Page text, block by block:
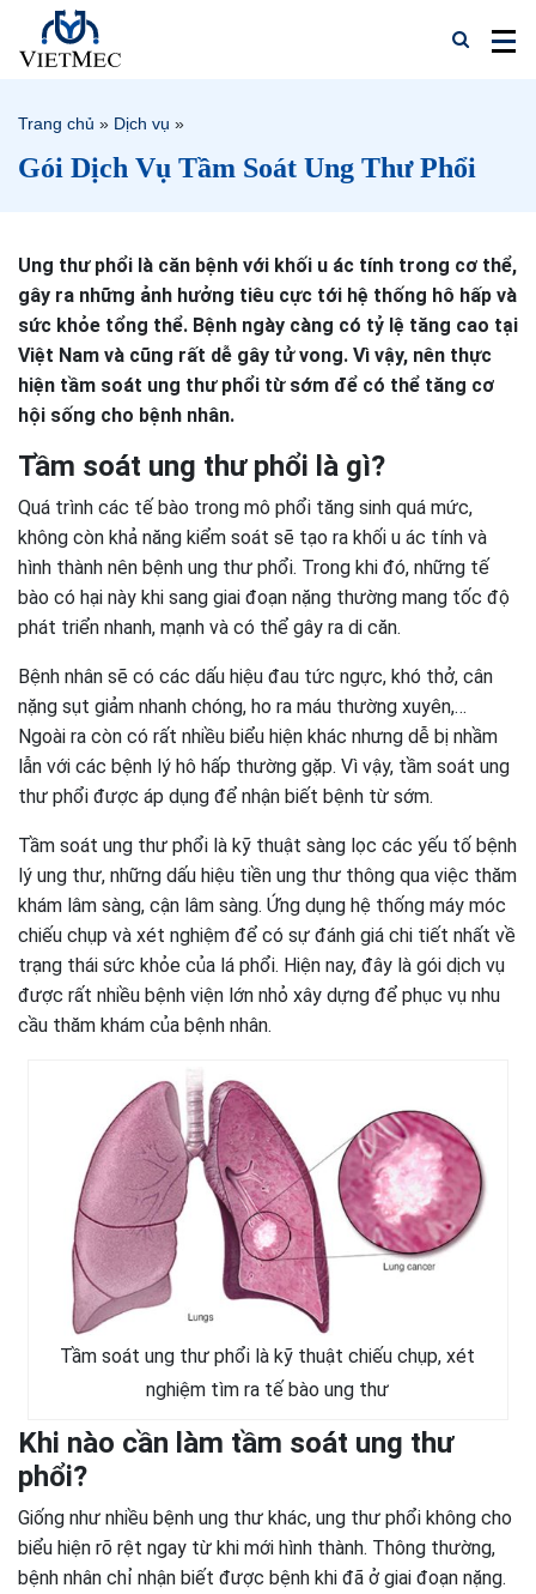
Trang chủ » Dịch vụ »
Gói Dịch Vụ Tầm Soát Ung Thư Phổi
Ung thư phổi là căn bệnh với khối u ác tính trong cơ thể,
gây ra những ảnh hưởng tiêu cực tới hệ thống hô hấp và
sức khỏe tổng thể. Bệnh ngày càng có tỷ lệ tăng cao tại
Việt Nam và cũng rất dễ gây tử vong. Vì vậy, nên thực
hiện tầm soát ung thư phổi từ sớm để có thể tăng cơ
hội sống cho bệnh nhân.
Tầm soát ung thư phổi là gì?
Quá trình các tế bào trong mô phổi tăng sinh quá mức,
không còn khả năng kiểm soát sẽ tạo ra khối u ác tính và
hình thành nên bệnh ung thư phổi. Trong khi đó, những tế
bào có hại này khi sang giai đoạn nặng thường mang tốc độ
phát triển nhanh, mạnh và có thể gây ra di căn.
Bệnh nhân sẽ có các dấu hiệu đau tức ngực, khó thở, cân
nặng sụt giảm nhanh chóng, ho ra máu thường xuyên,…
Ngoài ra còn có rất nhiều biểu hiện khác nhưng dễ bị nhầm
lẫn với các bệnh lý hô hấp thường gặp. Vì vậy, tầm soát ung
thư phổi được áp dụng để nhận biết bệnh từ sớm.
Tầm soát ung thư phổi là kỹ thuật sàng lọc các yếu tố bệnh
lý ung thư, những dấu hiệu tiền ung thư thông qua việc thăm
khám lâm sàng, cận lâm sàng. Ứng dụng hệ thống máy móc
chiếu chụp và xét nghiệm để có sự đánh giá chi tiết nhất về
trạng thái sức khỏe của lá phổi. Hiện nay, đây là gói dịch vụ
được rất nhiều bệnh viện lớn nhỏ xây dựng để phục vụ nhu
cầu thăm khám của bệnh nhân.
Tầm soát ung thư phổi là kỹ thuật chiếu chụp, xét
nghiệm tìm ra tế bào ung thư
Khi nào cần làm tầm soát ung thư
phổi?
Giống như nhiều bệnh ung thư khác, ung thư phổi không cho
biểu hiện rõ rệt ngay từ khi mới hình thành. Thông thường,
bệnh nhân chỉ nhận biết được bệnh khi đã ở giai đoạn nặng.